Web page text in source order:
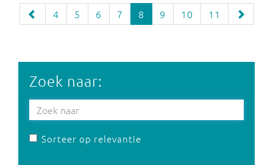
4 5 6 7 8 9 10 11
Zoek naar:
Sorteer op relevantie